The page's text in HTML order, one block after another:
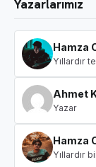
Yazarlarımız
Hamza
Yıllardır
Ahmet
Yazar
Hamza
Yıllardır